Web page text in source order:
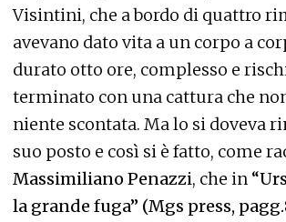
Visintini, che a bordo di quattro
avevano dato vita a un corpo a
durato otto ore, complesso e
terminato con una cattura che
niente scontata. Ma lo si doveva
suo posto e così si è fatto, come
Massimiliano Penazzi, che in
la grande fuga” (Mgs press,